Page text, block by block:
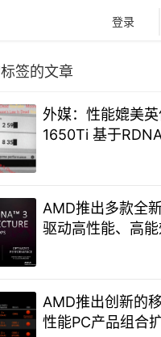
登录
签的文章
外媒：性能媲美
1650Ti 基于RDNA3 Radeon
AMD推出多款全
驱动高性能、高
AMD推出创新的
性能PC产品组合